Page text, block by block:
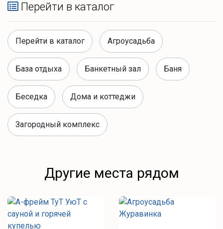
Перейти в каталог
Перейти в каталог Агроусадьба
База отдыха Банкетный зал Баня
Беседка Дома и коттеджи
Загородный комплекс
Другие места рядом